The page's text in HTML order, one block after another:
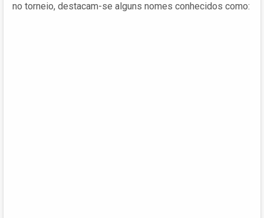
no torneio, destacam-se alguns nomes conhecidos como: